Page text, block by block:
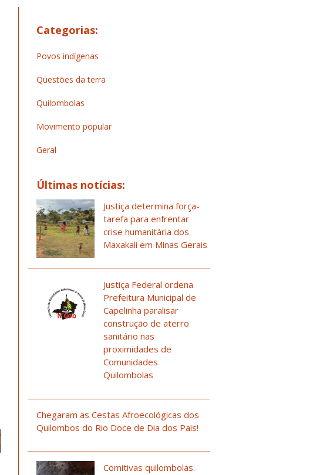
Categorias:
Povos indígenas
Questões da terra
Quilombolas
Movimento popular
Geral
Últimas notícias:
Justiça determina força-
tarefa para enfrentar
crise humanitária dos
Maxakali em Minas Gerais
Justiça Federal ordena
Prefeitura Municipal de
Capelinha paralisar
construção de aterro
sanitário nas
proximidades de
Comunidades
Quilombolas
Chegaram as Cestas Afroecológicas dos
Quilombos do Rio Doce de Dia dos Pais!
Comitivas quilombolas: